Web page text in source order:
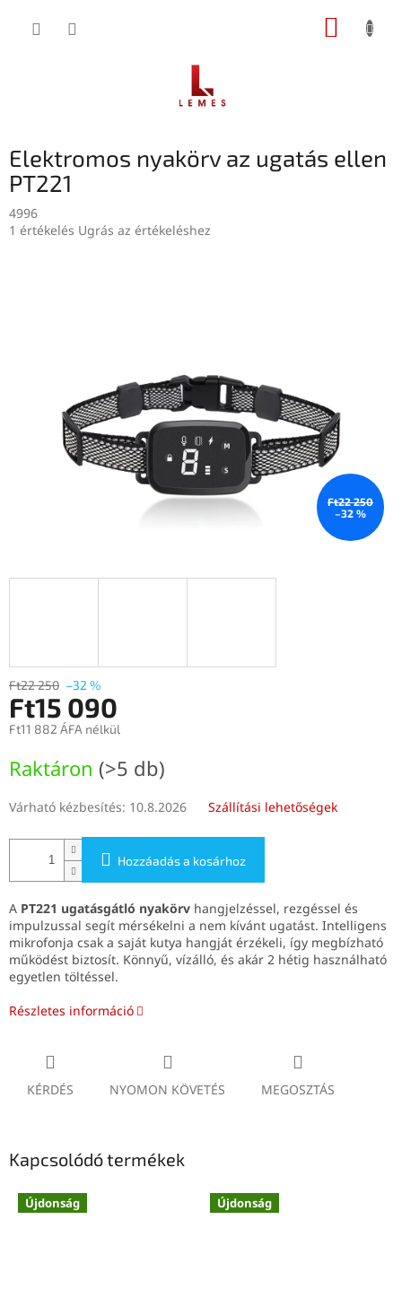
KOSÁR
Elektromos nyakörv az ugatás ellen
PT221
4996
A1 értékelés Ugrás az értékeléshez
Ft22 250
–32 %
Ft22 250 –32 %
Ft15 090
Ft11 882 ÁFA nélkül
Raktáron (>5 db)
Várható kézbesítés: 10.8.2026 Szállítási lehetőségek
Hozzáadás a kosárhoz
A PT221 ugatásgátló nyakörv hangjelzéssel, rezgéssel és
impulzussal segít mérsékelni a nem kívánt ugatást. Intelligens
mikrofonja csak a saját kutya hangját érzékeli, így megbízható
működést biztosít. Könnyű, vízálló, és akár 2 hétig használható
egyetlen töltéssel.
Részletes információ
KÉRDÉS NYOMON KÖVETÉS MEGOSZTÁS
Kapcsolódó termékek
Újdonság Újdonság